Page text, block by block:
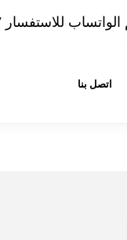
للاستفسار 07.08.30.17.07
اتصل بنا